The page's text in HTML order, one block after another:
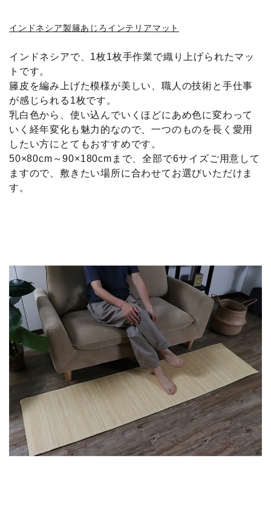
インドネシア製籐あじろインテリアマット
インドネシアで、1枚1枚手作業で織り上げられたマッ
トです。
籐皮を編み上げた模様が美しい、職人の技術と手仕事
が感じられる1枚です。
乳白色から、使い込んでいくほどにあめ色に変わって
いく経年変化も魅力的なので、一つのものを長く愛用
したい方にとてもおすすめです。
50×80cm～90×180cmまで、全部で6サイズご用意して
ますので、敷きたい場所に合わせてお選びいただけま
す。